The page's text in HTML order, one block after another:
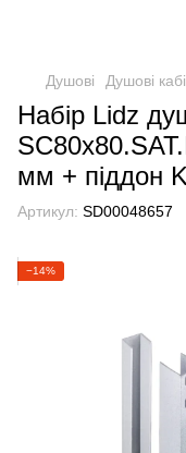
Душові Душові
Набір Lidz
мм + піддон
Артикул: SD00048657
−14%